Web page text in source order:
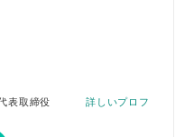
。 代表取締役 詳しいプロフ